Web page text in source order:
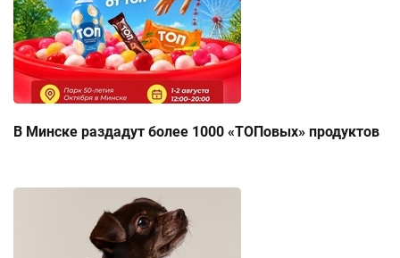
В Минске раздадут более 1000 «ТОПовых» продуктов